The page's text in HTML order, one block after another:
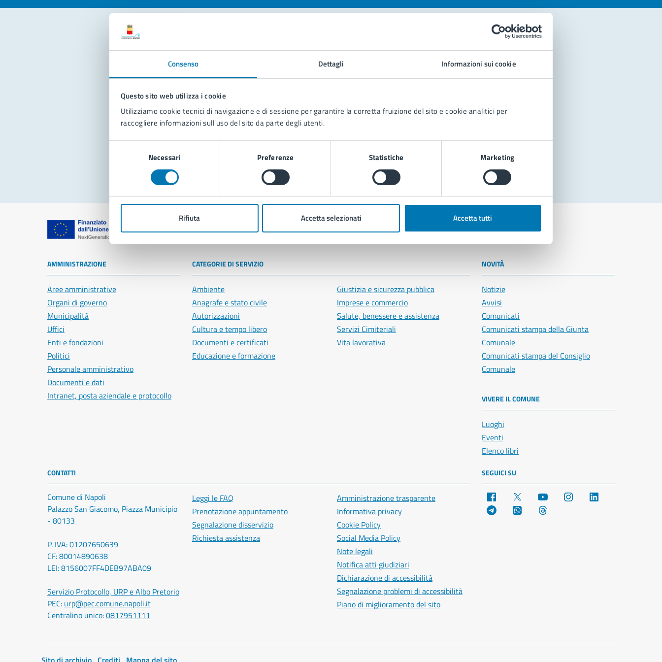
Consenso Dettagli Informazioni sui cookie
Questo sito web utilizza i cookie
Utilizziamo cookie tecnici di navigazione e di sessione per garantire la corretta fruizione del sito e cookie analitici per
raccogliere informazioni sull'uso del sito da parte degli utenti.
Necessari Preferenze Statistiche Marketing
Rifiuta Accetta selezionati Accetta tutti
Contatta il comune
Richiedi assistenza
Prenota appuntamento
Problemi in città
Segnala disservizio
Comune di Napoli
AMMINISTRAZIONE
Aree amministrative
Organi di governo
Municipalità
Uffici
Enti e fondazioni
Politici
Personale amministrativo
Documenti e dati
Intranet, posta aziendale e protocollo
CATEGORIE DI SERVIZIO
Ambiente
Anagrafe e stato civile
Autorizzazioni
Cultura e tempo libero
Documenti e certificati
Educazione e formazione
Giustizia e sicurezza pubblica
Imprese e commercio
Salute, benessere e assistenza
Servizi Cimiteriali
Vita lavorativa
NOVITÀ
Notizie
Avvisi
Comunicati
Comunicati stampa della Giunta
Comunale
Comunicati stampa del Consiglio
Comunale
VIVERE IL COMUNE
Luoghi
Eventi
Elenco libri
CONTATTI
Comune di Napoli
Palazzo San Giacomo, Piazza Municipio
- 80133
P. IVA: 01207650639
CF: 80014890638
LEI: 8156007FF4DEB97ABA09
Servizio Protocollo, URP e Albo Pretorio
PEC: urp@pec.comune.napoli.it
Centralino unico:0817951111
Leggi le FAQ
Prenotazione appuntamento
Segnalazione disservizio
Richiesta assistenza
Amministrazione trasparente
Informativa privacy
Cookie Policy
Social Media Policy
Note legali
Notifica atti giudiziari
Dichiarazione di accessibilità
Segnalazione problemi di accessibilità
Piano di miglioramento del sito
SEGUICI SU
Facebook YouTube Instagram
Telegram WhatsApp